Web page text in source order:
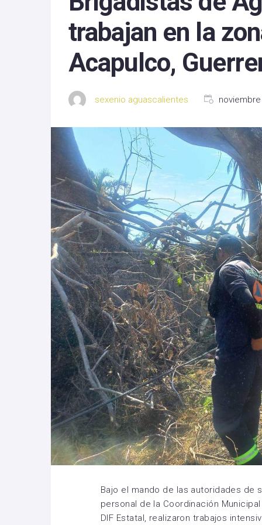
Michoacan
Nayarit
Nuevo Leon
Tlaxcala
Zacatecas
trabajan en la
Acapulco,
sexenio aguascalientes noviembre
Bajo el mando de las autoridades de
personal de la Coordinación
DIF Estatal, realizaron trabajos